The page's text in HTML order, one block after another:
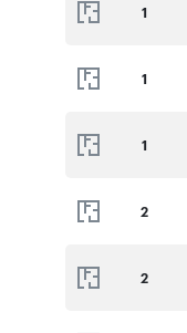
1
1
1
2
2